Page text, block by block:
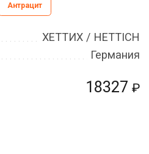
18327 ₽
Антрацит
ХЕТТИХ / HETTICH
Германия